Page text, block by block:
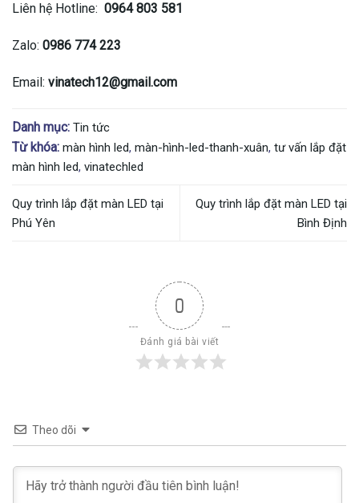
Liên hệ Hotline: 0964 803 581
Zalo: 0986 774 223
Email: vinatech12@gmail.com
Danh mục: Tin tức
Từ khóa: màn hình led, màn-hình-led-thanh-xuân, tư vấn lắp đặt
màn hình led, vinatechled
Quy trình lắp đặt màn LED tại
Phú Yên
Quy trình lắp đặt màn LED tại
Bình Định
0
Đánh giá bài viết
Theo dõi